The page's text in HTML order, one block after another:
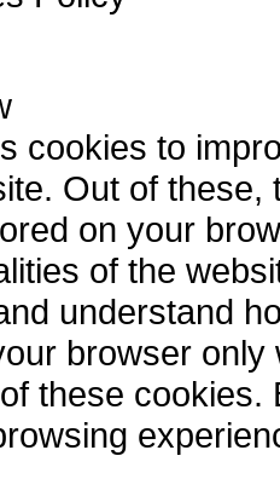
cookies to
Out of
on your
of the
understand
browser
these